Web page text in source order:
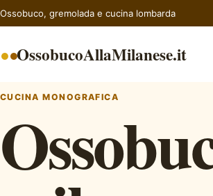
Ossobuco, gremolada e cucina lombarda
● OssobucoAllaMilanese.it
CUCINA MONOGRAFICA